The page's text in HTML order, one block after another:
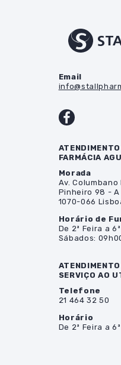
Email
FARMÁCIA
Morada
Av. Columbano
Pinheiro 98 - A
1070-066
Horário de
De 2ª Feira a
Sábados:
SERVIÇO AO
Telefone
21 464 32 50
Horário
De 2ª Feira a